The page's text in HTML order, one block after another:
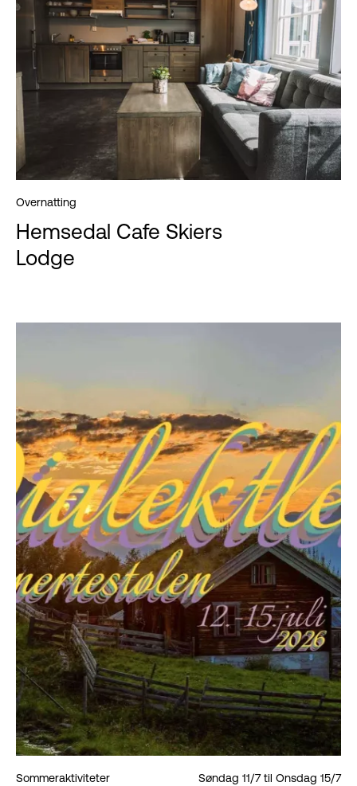
Overnatting
Hemsedal Cafe Skiers
Lodge
Sommeraktiviteter Søndag 11/7 til Onsdag 15/7